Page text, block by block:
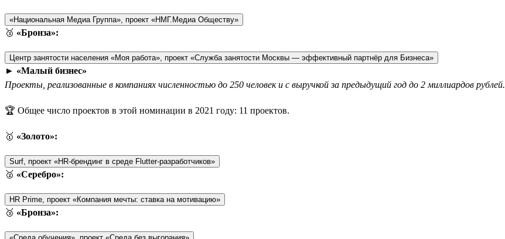
«Национальная Медиа Группа», проект «НМГ.Медиа Обществу»
🥉 «Бронза»:
Центр занятости населения «Моя работа», проект «Служба занятости Москвы — эффективный партнёр для Бизнеса»
► «Малый бизнес»
Проекты, реализованные в компаниях численностью до 250 человек и с выручкой за предыдущий год до 2 миллиардов рублей.
🏆 Общее число проектов в этой номинации в 2021 году: 11 проектов.
🥇 «Золото»:
Surf, проект «HR-брендинг в среде Flutter-разработчиков»
🥈 «Серебро»:
HR Prime, проект «Компания мечты: ставка на мотивацию»
🥉 «Бронза»: